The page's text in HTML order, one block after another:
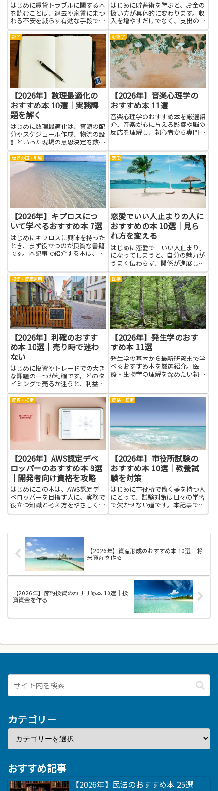
はじめに賃貸トラブルに関する本
を読むことは、退去や家賃にまつ
わる不安を減らす有効な手段で
す。基本的な法律知識や契約書の
見方、実際のトラブル事例と対応
のプロセスを学べば、冷静に対処
できる可能性が高まります。早め
に知識を持つことで、無駄な支出
を...
はじめに貯蓄術を学ぶと、お金の
扱い方が具体的に変わります。収
入を増やすだけでなく、支出の仕
組みを整え、自動的に貯める仕組
みを作ることで、無理なく資金が
積み上がっていきます。貯まる仕
組みを作る考え方は、毎月の家計
管理や目標に向けた貯金、緊急
時...
数学
【2026年】数理最適化の
おすすめ本 10選｜実務課
題を解く
はじめに数理最適化は、資源の配
分やスケジュール作成、物流の設
計といった現場の意思決定を数式
で説明する考え方です。データと
制約を正しく組み合わせると、現
実の課題を費用や時間のトレード
オフとして見える化でき、判断の
根拠を整える手助けになりま
心理学
【2026年】音楽心理学の
おすすめ本 11選
音楽心理学のおすすめ本を厳選紹
介。音楽が心に与える影響や脳の
反応を理解し、初心者から専門家
世界の国・地域
【2026年】キプロスにつ
いて学べるおすすめ本 7選
はじめにキプロスに興味を持った
とき、まず役立つのが良質な書籍
です。本記事で紹介する本は、島
度から理解を深める助けになりま
す。写真や地図で現地の雰囲気を
つかめるもの、学術的な背景を
整...
恋愛
恋愛でいい人止まりの人に
おすすめの本 10選｜見ら
れ方を変える
はじめに恋愛で「いい人止まり」
になってしまうと、自分の魅力が
うまく伝わらず、関係が進展しに
くくなります。本を読むことで、
相手の見方や自分の振る舞いを客
観的に見直すヒントが得られま
す。コミュニケーションのコツや
適切な距離感の取り方、自己肯定
感...
投資・資産運用
【2026年】利確のおすす
め本 10選｜売り時で迷わ
ない
はじめに投資やトレードでの大き
な課題の一つが利確です。どのタ
イミングで売るか迷うと、利益を
取り損ねたり感情的な判断をして
しまったりします。本記事で取り
上げる書籍を読むことで、売り時
で迷わないための考え方やツー
ル、リスク管理の基本が身につき
医学
【2026年】発生学のおす
すめ本 11選
発生学の基本から最新研究まで学
べるおすすめ本を厳選紹介。医
療・生物学の理解を深めたい初心
資格・検定
【2026年】AWS認定デベ
ロッパーのおすすめ本 8選
｜開発者向け資格を攻略
はじめにこの本は、AWS認定デ
ベロッパーを目指す人に、実務で
役立つ知識と考え方をやさしく伝
える入門ガイドです。クラウドの
をできるだけ避けて日常の例で説
明しています。読むことで、開
発...
資格・検定
【2026年】市役所試験の
おすすめ本 10選｜教養試
験を対策
はじめに市役所で働く夢を持つ人
にとって、試験対策は日々の学習
で欠かせない道です。本記事で
は、市役所試験の準備を後押しす
みや...
【2026年】資産形成のおすすめ本 10選｜将
来資産を作る
【2026年】節約投資のおすすめ本 10選｜投
資資金を作る
カテゴリー
おすすめ記事
【2026年】民法のおすすめ本 25選